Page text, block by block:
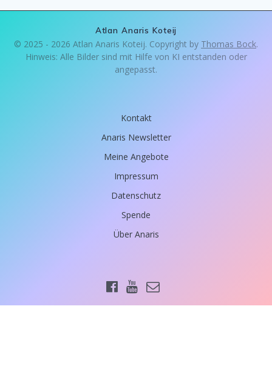
Atlan Anaris Koteij
© 2025 - 2026 Atlan Anaris Koteij. Copyright by Thomas Bock.
Hinweis: Alle Bilder sind mit Hilfe von KI entstanden oder
angepasst.
Kontakt
Anaris Newsletter
Meine Angebote
Impressum
Datenschutz
Spende
Über Anaris